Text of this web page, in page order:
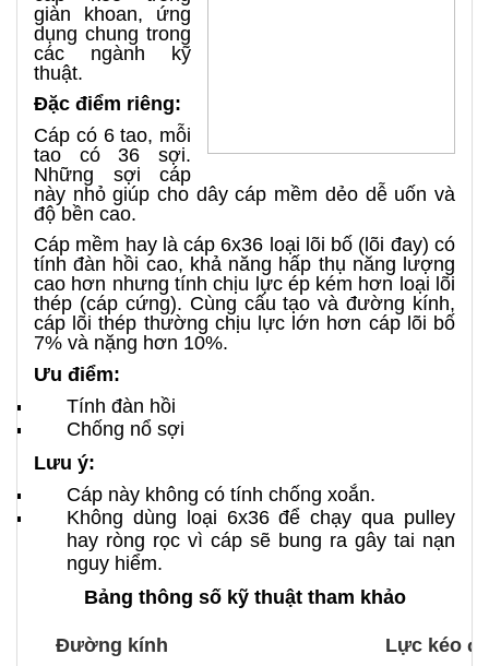
giàn khoan, ứng
dụng chung trong
các ngành kỹ
thuật.
Đặc điểm riêng:
Cáp có 6 tao, mỗi
tao có 36 sợi.
Những sợi cáp
này nhỏ giúp cho dây cáp mềm dẻo dễ uốn và
độ bền cao.
Cáp mềm hay là cáp 6x36 loại lõi bố (lõi đay) có
tính đàn hồi cao, khả năng hấp thụ năng lượng
cao hơn nhưng tính chịu lực ép kém hơn loại lõi
thép (cáp cứng). Cùng cấu tạo và đường kính,
cáp lõi thép thường chịu lực lớn hơn cáp lõi bố
7% và nặng hơn 10%.
Ưu điểm:
Tính đàn hồi
Chống nổ sợi
Lưu ý:
Cáp này không có tính chống xoắn.
Không dùng loại 6x36 để chạy qua pulley
hay ròng rọc vì cáp sẽ bung ra gây tai nạn
nguy hiểm.
Bảng thông số kỹ thuật tham khảo
Đường kính Lực kéo